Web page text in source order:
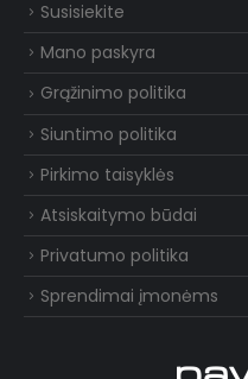
Susisiekite
Mano paskyra
Grąžinimo politika
Siuntimo politika
Pirkimo taisyklės
Atsiskaitymo būdai
Privatumo politika
Sprendimai įmonėms